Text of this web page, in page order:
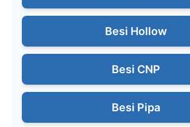
Besi Hollow
Besi CNP
Besi Pipa